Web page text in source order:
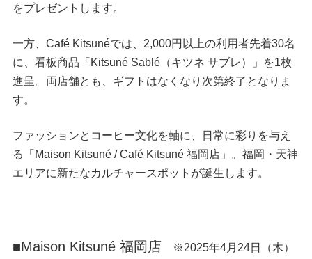
をプレゼントします。
一方、Café Kitsunéでは、2,000円以上の利用者先着30名
に、看板商品「Kitsuné Sablé（キツネ サブレ）」を1枚
進呈。両店舗とも、ギフトはなくなり次第終了となりま
す。
ファッションとコーヒー文化を軸に、日常に彩りを与え
る「Maison Kitsuné / Café Kitsuné 福岡店」。福岡・天神
エリアに新たなカルチャースポットが誕生します。
■Maison Kitsuné 福岡店 ※2025年4月24日（木）